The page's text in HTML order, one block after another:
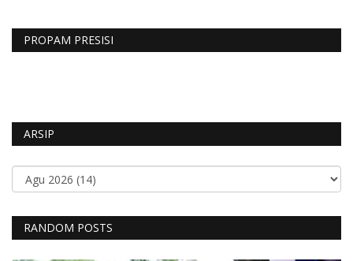
PROPAM PRESISI
ARSIP
RANDOM POSTS